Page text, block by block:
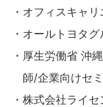
・オフィスキャ
・オールトヨタ
・厚生労働省 沖
師/企業向けセ
・株式会社ライ